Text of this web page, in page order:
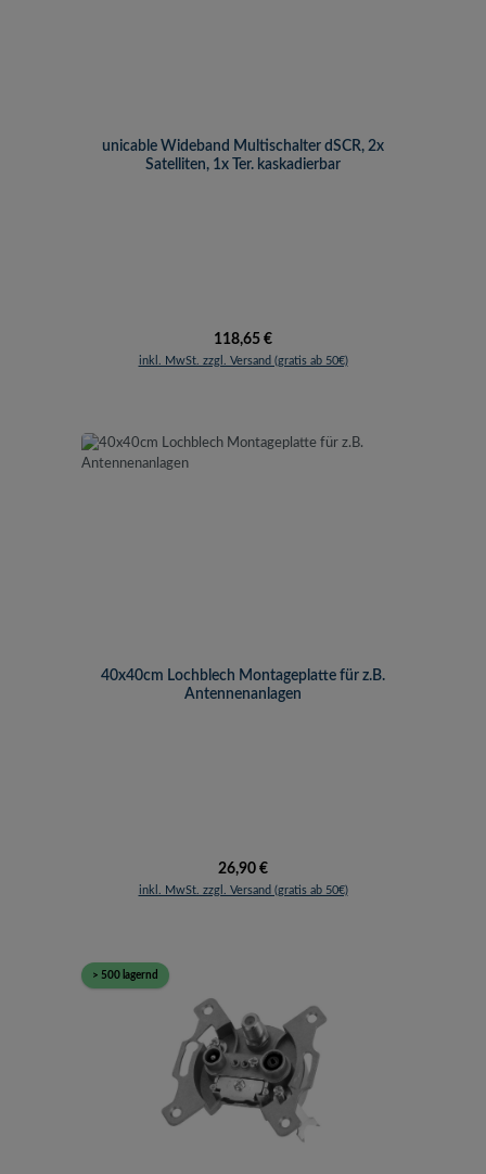
unicable Wideband Multischalter dSCR, 2x
Satelliten, 1x Ter. kaskadierbar
Regulärer Preis:
118,65 €
inkl. MwSt. zzgl. Versand (gratis ab 50€)
40x40cm Lochblech Montageplatte für z.B.
Antennenanlagen
Regulärer Preis:
26,90 €
inkl. MwSt. zzgl. Versand (gratis ab 50€)
> 500 lagernd